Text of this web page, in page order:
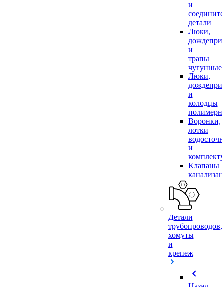
и
детали
Люки,
и
трапы
чугунные
Люки,
и
колодцы
Воронки,
лотки
и
Клапаны
Детали
трубопроводов,
хомуты
и
крепеж
chevron_left